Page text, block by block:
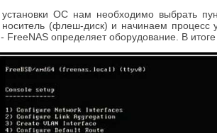
ОС нам необходимо выбрать
(флеш-диск) и начинаем процесс
FreeNAS определяет оборудование. В